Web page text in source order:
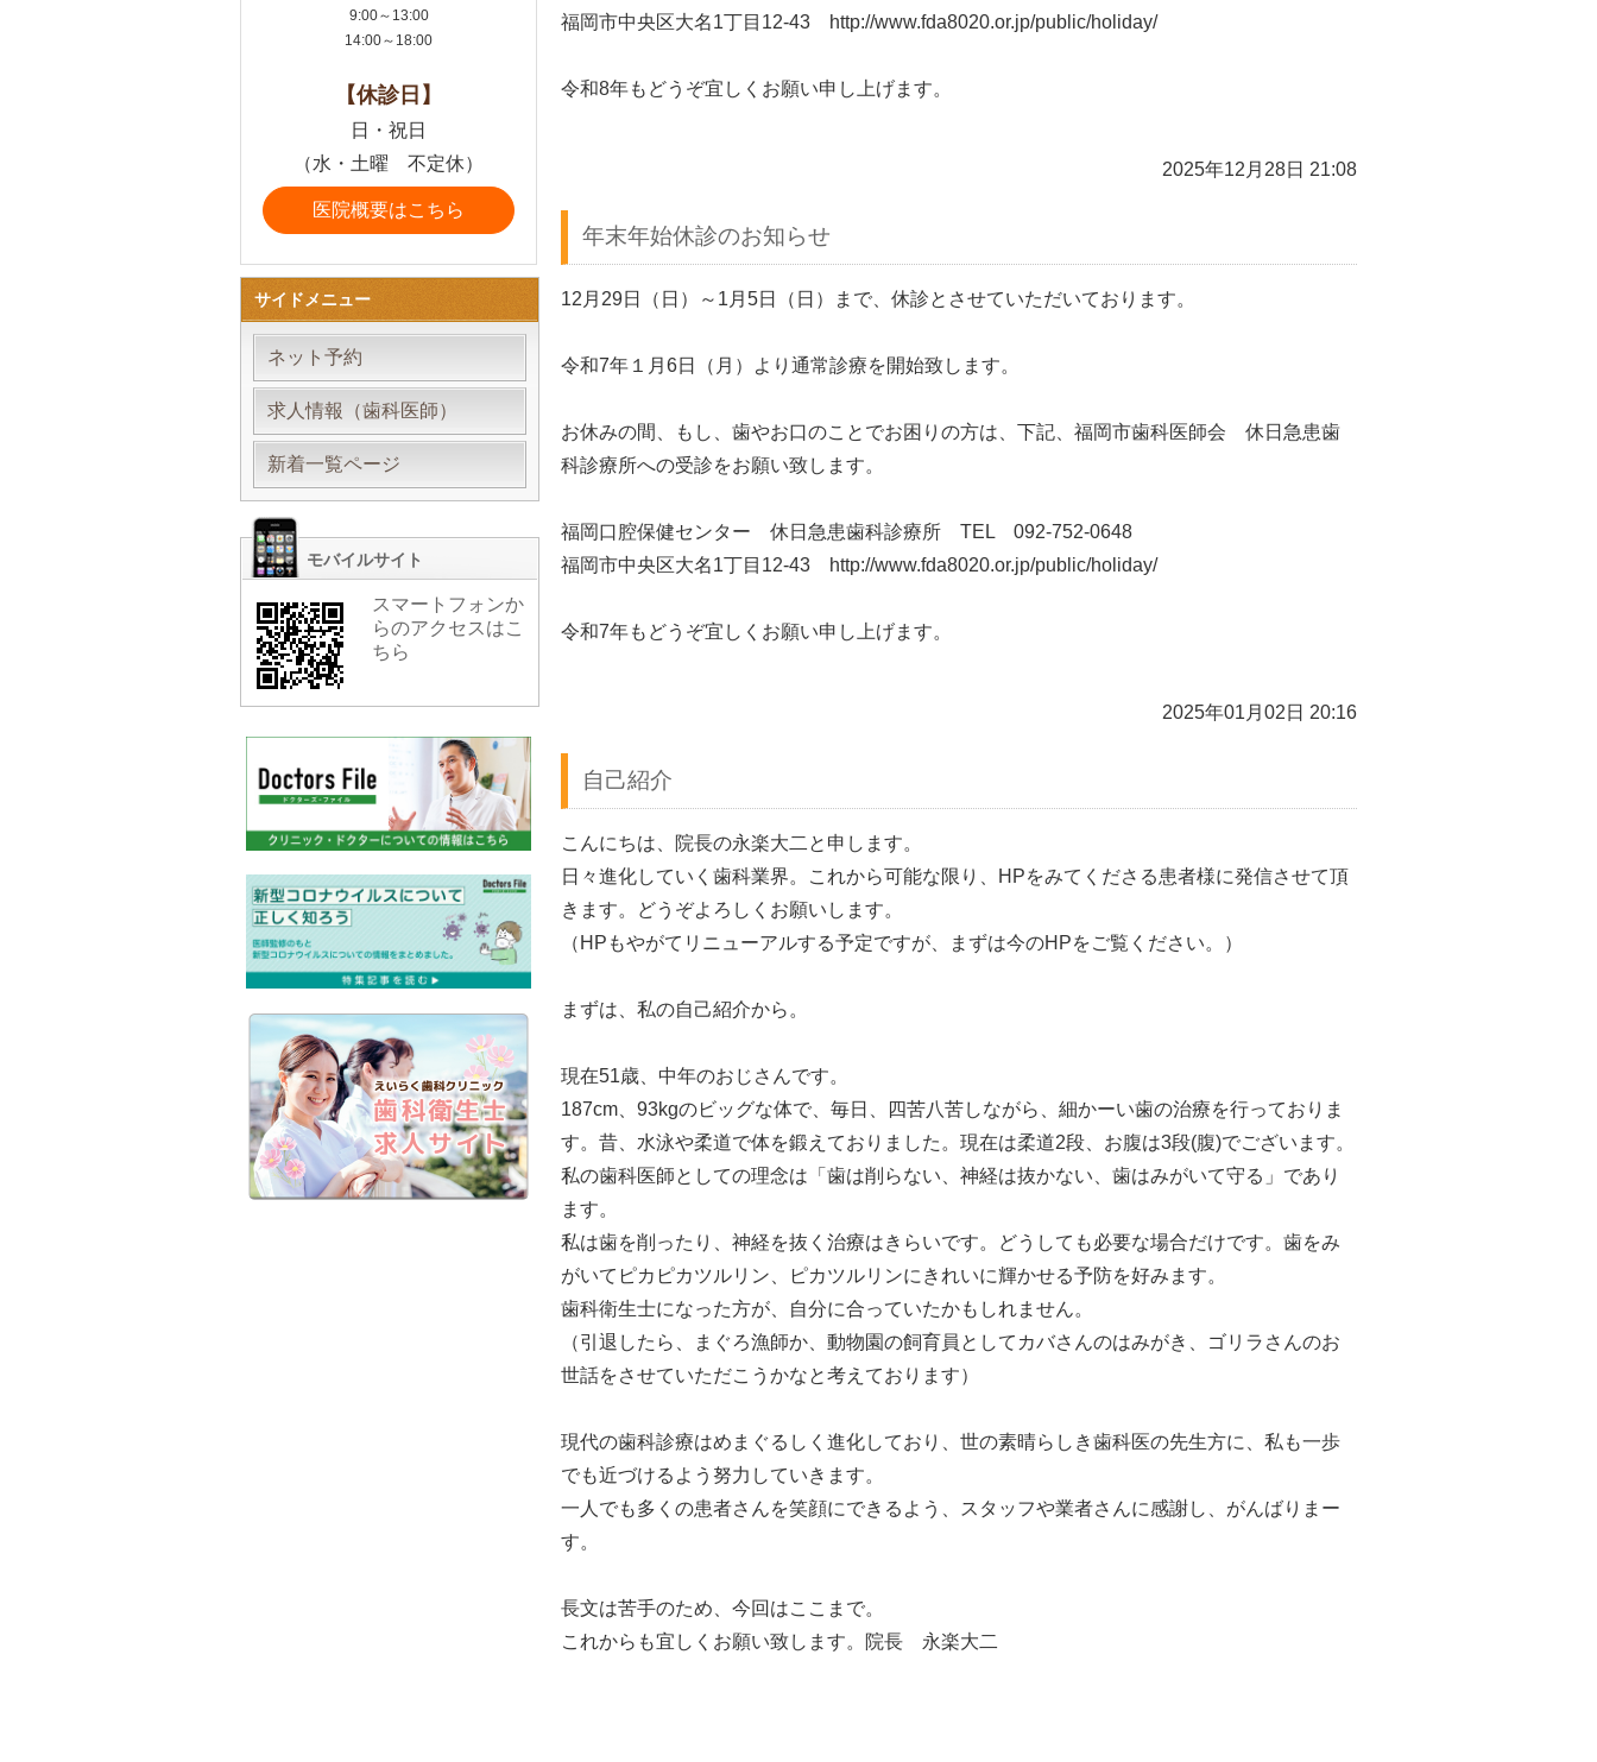
福岡市中央区大名1丁目12-43 http://www.fda8020.or.jp/public/holiday/
令和8年もどうぞ宜しくお願い申し上げます。
2025年12月28日 21:08
年末年始休診のお知らせ
12月29日（日）～1月5日（日）まで、休診とさせていただいております。
令和7年１月6日（月）より通常診療を開始致します。
お休みの間、もし、歯やお口のことでお困りの方は、下記、福岡市歯科医師会 休日急患歯
科診療所への受診をお願い致します。
福岡口腔保健センター 休日急患歯科診療所 TEL 092-752-0648
福岡市中央区大名1丁目12-43 http://www.fda8020.or.jp/public/holiday/
令和7年もどうぞ宜しくお願い申し上げます。
2025年01月02日 20:16
自己紹介
こんにちは、院長の永楽大二と申します。
日々進化していく歯科業界。これから可能な限り、HPをみてくださる患者様に発信させて頂
きます。どうぞよろしくお願いします。
（HPもやがてリニューアルする予定ですが、まずは今のHPをご覧ください。）
まずは、私の自己紹介から。
現在51歳、中年のおじさんです。
187cm、93kgのビッグな体で、毎日、四苦八苦しながら、細かーい歯の治療を行っておりま
す。昔、水泳や柔道で体を鍛えておりました。現在は柔道2段、お腹は3段(腹)でございます。
私の歯科医師としての理念は「歯は削らない、神経は抜かない、歯はみがいて守る」であり
ます。
私は歯を削ったり、神経を抜く治療はきらいです。どうしても必要な場合だけです。歯をみ
がいてピカピカツルリン、ピカツルリンにきれいに輝かせる予防を好みます。
歯科衛生士になった方が、自分に合っていたかもしれません。
（引退したら、まぐろ漁師か、動物園の飼育員としてカバさんのはみがき、ゴリラさんのお
世話をさせていただこうかなと考えております）
現代の歯科診療はめまぐるしく進化しており、世の素晴らしき歯科医の先生方に、私も一歩
でも近づけるよう努力していきます。
一人でも多くの患者さんを笑顔にできるよう、スタッフや業者さんに感謝し、がんばりまー
す。
長文は苦手のため、今回はここまで。
これからも宜しくお願い致します。院長 永楽大二
9:00～13:00
14:00～18:00
【休診日】
日・祝日
（水・土曜 不定休）
医院概要はこちら
サイドメニュー
ネット予約
求人情報（歯科医師）
新着一覧ページ
モバイルサイト
スマートフォンか
らのアクセスはこ
ちら